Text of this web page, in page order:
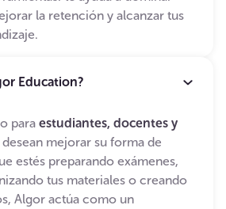
la retención y alcanzar tus
Education?
para estudiantes, docentes y
mejorar su forma de
estés preparando exámenes,
tus materiales o creando
Algor actúa como un